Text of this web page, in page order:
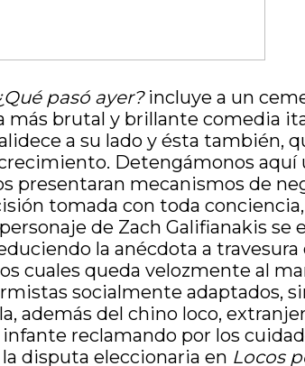
pasó ayer?incluye a un
más brutal y brillante
a su lado y ésta también,
Detengámonos
presentaran mecanismos de
tomada con toda
de Zach Galifianakis
la anécdota a
cuales queda velozmente al
socialmente adaptados,
además del chino loco,
reclamando por los
disputa eleccionaria en Locos